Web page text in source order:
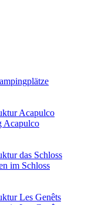
Acapulco
Acapulco
das Schloss
im Schloss
Les Genêts